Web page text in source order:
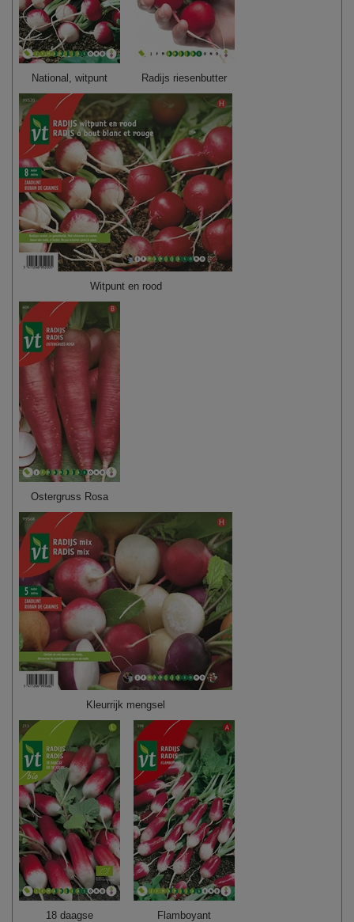
National, witpunt Radijs riesenbutter
Witpunt en rood
Ostergruss Rosa
Kleurrijk mengsel
18 daagse Flamboyant